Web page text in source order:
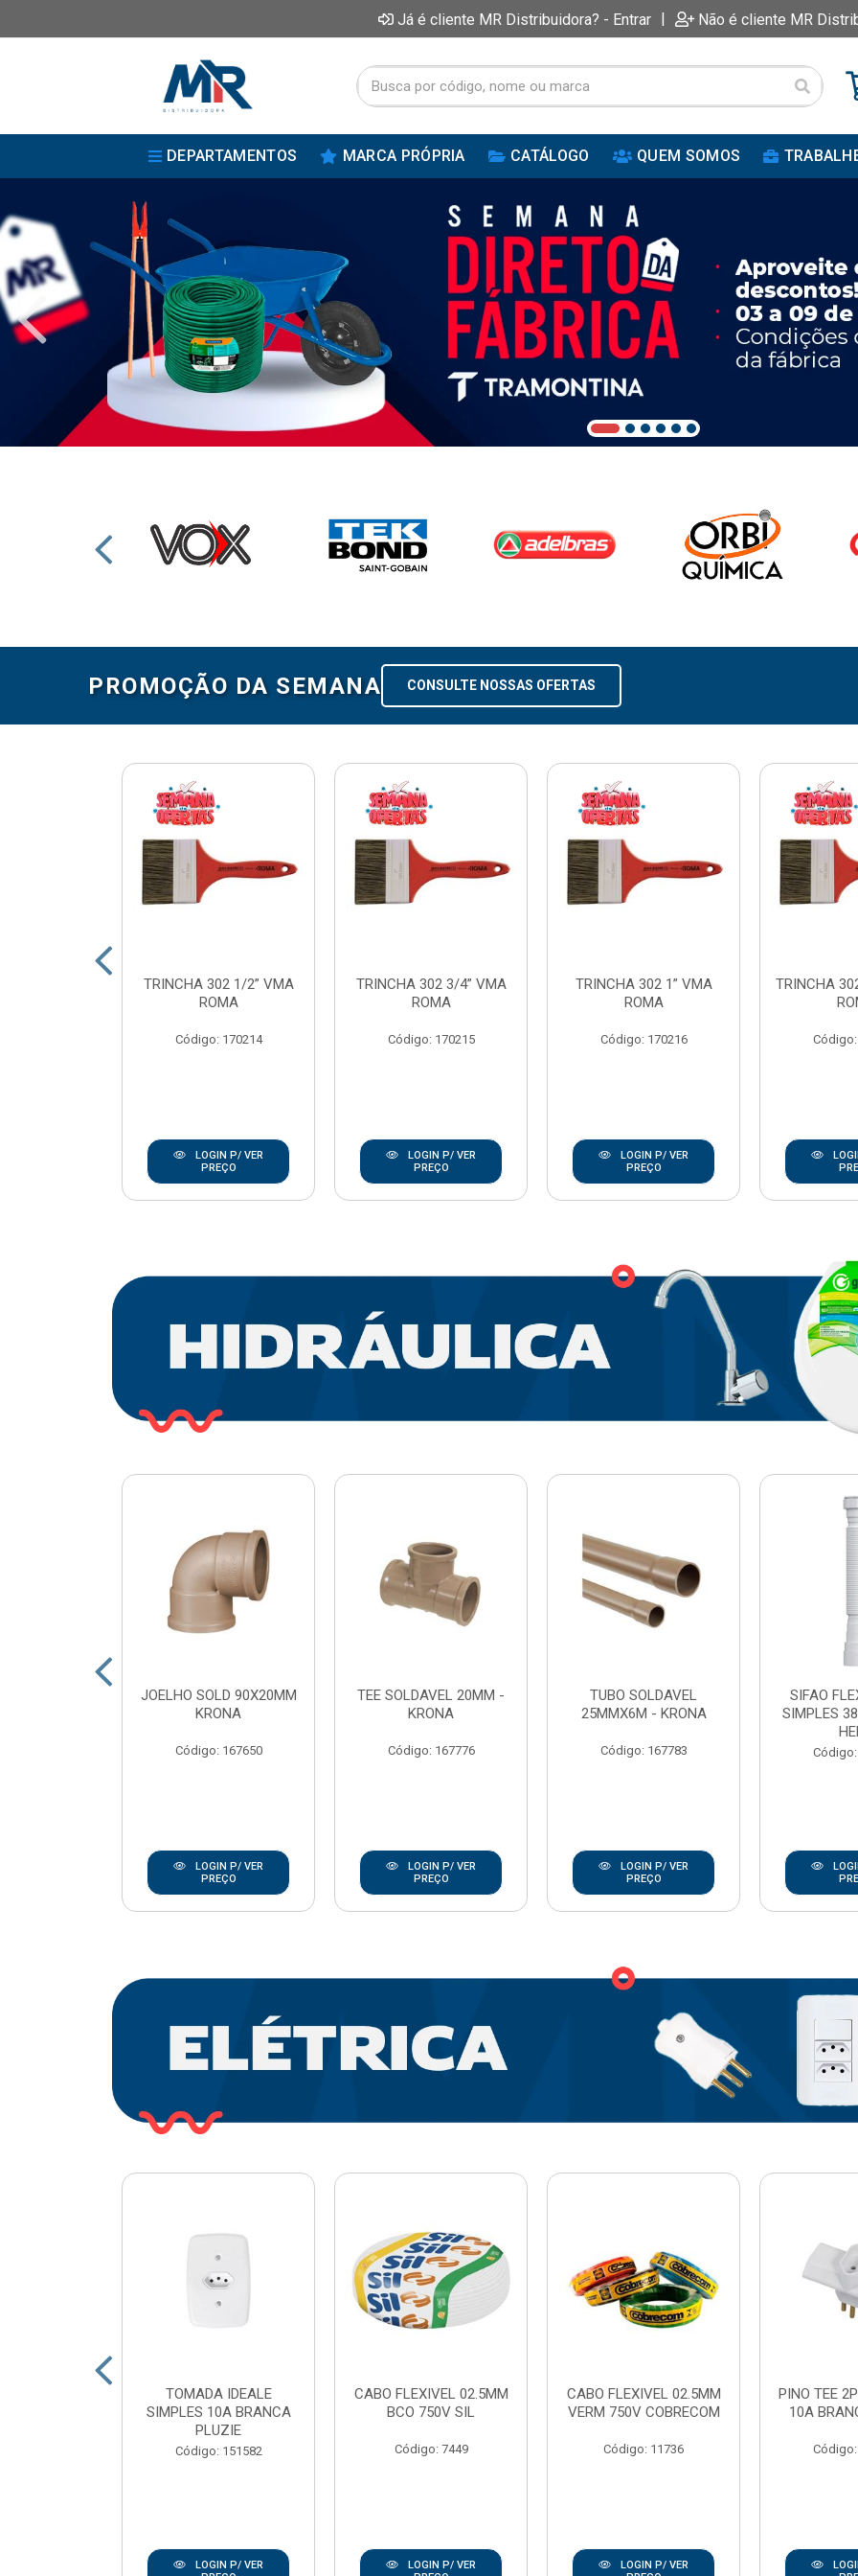
Já é cliente MR Distribuidora? - Entrar | Não é cliente MR
DEPARTAMENTOS MARCA PRÓPRIA CATÁLOGO QUEM SOMOS
PROMOÇÃO DA SEMANA CONSULTE NOSSAS OFERTAS
TRINCHA 302 1/2” VMA
ROMA
Código: 170214
LOGIN P/ VER
PREÇO
TRINCHA 302 3/4” VMA
ROMA
Código: 170215
LOGIN P/ VER
PREÇO
TRINCHA 302 1” VMA
ROMA
Código: 170216
LOGIN P/ VER
PREÇO
TRINCHA
JOELHO SOLD 90X20MM
KRONA
Código: 167650
LOGIN P/ VER
PREÇO
TEE SOLDAVEL 20MM -
KRONA
Código: 167776
LOGIN P/ VER
PREÇO
TUBO SOLDAVEL
25MMX6M - KRONA
Código: 167783
LOGIN P/ VER
PREÇO
SIFAO
SIMPLES
TOMADA IDEALE
SIMPLES 10A BRANCA
PLUZIE
Código: 151582
LOGIN P/ VER
CABO FLEXIVEL 02.5MM
BCO 750V SIL
Código: 7449
LOGIN P/ VER
CABO FLEXIVEL 02.5MM
VERM 750V COBRECOM
Código: 11736
LOGIN P/ VER
PINO TEE
10A
Código: